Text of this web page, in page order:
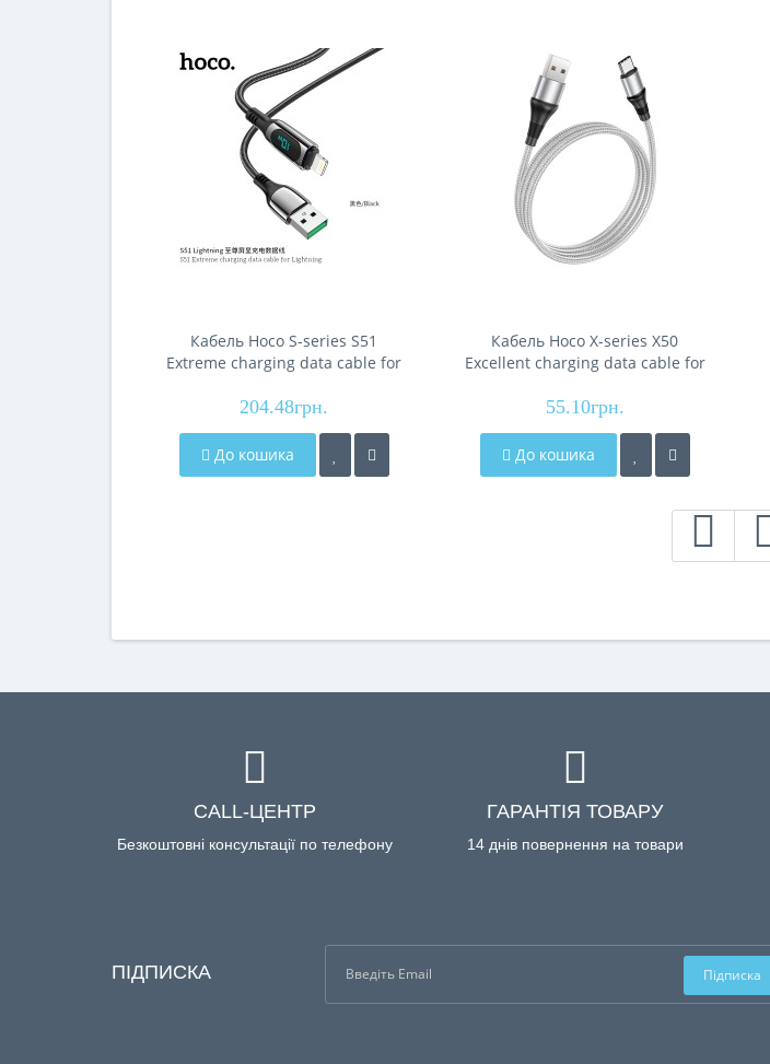
Кабель Hoco S-series S51
Extreme charging data cable for
204.48грн.
До кошика
Кабель Hoco X-series X50
Excellent charging data cable for
55.10грн.
До кошика
CALL-ЦЕНТР
Безкоштовні консультації по телефону
ГАРАНТІЯ ТОВАРУ
14 днів повернення на товари
ПІДПИСКА Підписка